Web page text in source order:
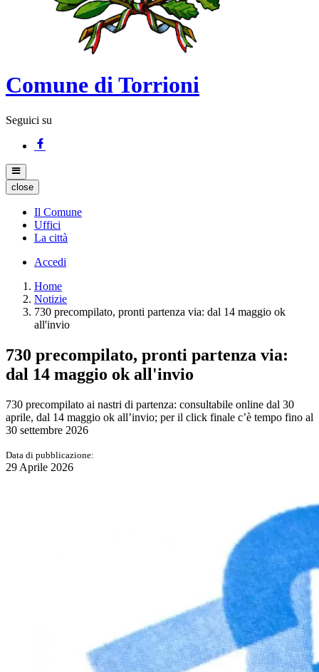
Comune di Torrioni
Seguici su
close
Il Comune
Uffici
La città
Accedi
Home
Notizie
730 precompilato, pronti partenza via: dal 14 maggio ok
all'invio
730 precompilato, pronti partenza via:
dal 14 maggio ok all'invio
730 precompilato ai nastri di partenza: consultabile online dal 30
aprile, dal 14 maggio ok all’invio; per il click finale c’è tempo fino al
30 settembre 2026
Data di pubblicazione:
29 Aprile 2026